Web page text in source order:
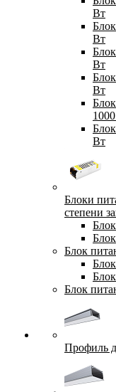
Вт
Вт
Вт
Вт
Вт
Блоки
степени
Блок
Блок
Профиль